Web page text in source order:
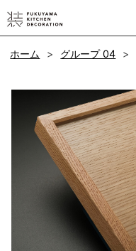
Skip
to
ホーム グループ 04